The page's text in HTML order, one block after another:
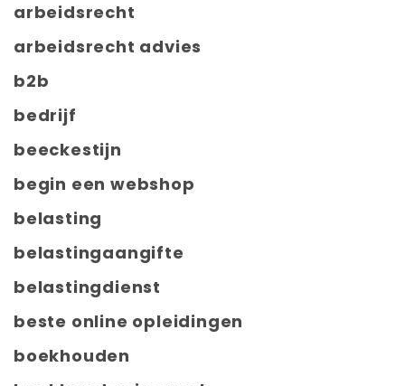
arbeidsrecht
arbeidsrecht advies
b2b
bedrijf
beeckestijn
begin een webshop
belasting
belastingaangifte
belastingdienst
beste online opleidingen
boekhouden